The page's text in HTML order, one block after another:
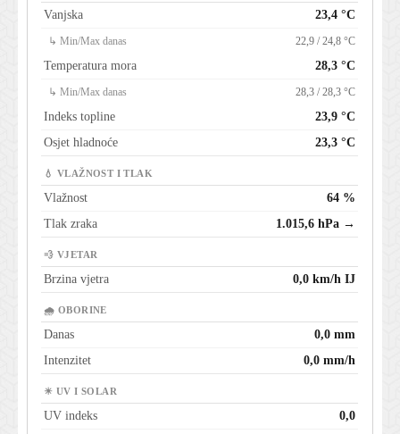
Vanjska 23,4 °C
↳ Min/Max danas 22,9 / 24,8 °C
Temperatura mora 28,3 °C
↳ Min/Max danas 28,3 / 28,3 °C
Indeks topline
23,9 °C
Osjet hladnoće
23,3 °C
💧 VLAŽNOST I TLAK
Vlažnost
64 %
Tlak zraka
1.015,6 hPa →
💨 VJETAR
Brzina vjetra 0,0 km/h IJ
🌧 OBORINE
Danas
0,0 mm
Intenzitet
0,0 mm/h
☀ UV I SOLAR
UV indeks
0,0